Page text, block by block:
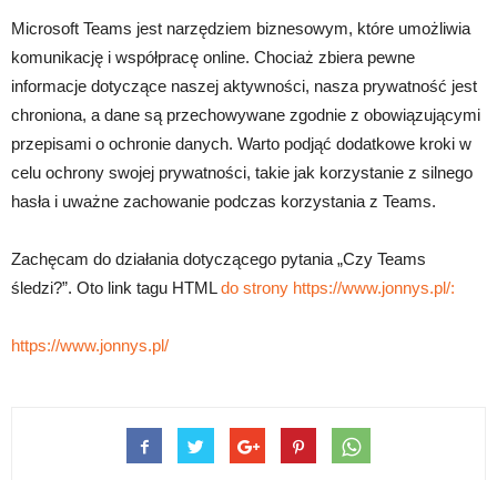
Microsoft Teams jest narzędziem biznesowym, które umożliwia
komunikację i współpracę online. Chociaż zbiera pewne
informacje dotyczące naszej aktywności, nasza prywatność jest
chroniona, a dane są przechowywane zgodnie z obowiązującymi
przepisami o ochronie danych. Warto podjąć dodatkowe kroki w
celu ochrony swojej prywatności, takie jak korzystanie z silnego
hasła i uważne zachowanie podczas korzystania z Teams.
Zachęcam do działania dotyczącego pytania „Czy Teams
śledzi?”. Oto link tagu HTMLdo strony https://www.jonnys.pl/:
https://www.jonnys.pl/